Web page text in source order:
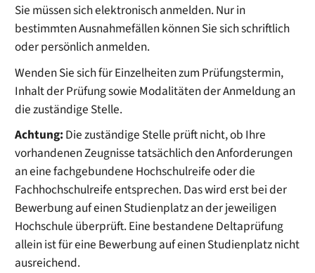
Sie müssen sich elektronisch anmelden. Nur in
bestimmten Ausnahmefällen können Sie sich schriftlich
oder persönlich anmelden.
Wenden Sie sich für Einzelheiten zum Prüfungstermin,
Inhalt der Prüfung sowie Modalitäten der Anmeldung an
die zuständige Stelle.
Achtung: Die zuständige Stelle prüft nicht, ob Ihre
vorhandenen Zeugnisse tatsächlich den Anforderungen
an eine fachgebundene Hochschulreife oder die
Fachhochschulreife entsprechen. Das wird erst bei der
Bewerbung auf einen Studienplatz an der jeweiligen
Hochschule überprüft. Eine bestandene Deltaprüfung
allein ist für eine Bewerbung auf einen Studienplatz nicht
ausreichend.